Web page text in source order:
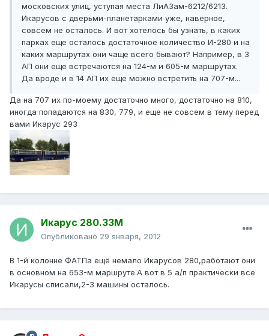
московских улиц, уступая места ЛиАЗам-6212/6213.
Икарусов с дверьми-планетарками уже, наверное,
совсем не осталось. И вот хотелось бы узнать, в каких
парках еще осталось достаточное количество И-280 и на
каких маршрутах они чаще всего бывают? Например, в 3
АП они еще встречаются на 124-м и 605-м маршрутах.
Да вроде и в 14 АП их еще можно встретить на 707-м...
Да на 707 их по-моему достаточно много, достаточно на 810,
иногда попадаются на 830, 779, и еще не совсем в тему перед
вами Икарус 293
Икарус 280.33М
Опубликовано 29 января, 2012
В 1-й колонне ФАТПа ещё немало Икарусов 280,работают они
в основном на 653-м маршруте.А вот в 5 а/п практически все
Икарусы списали,2-3 машины осталось.